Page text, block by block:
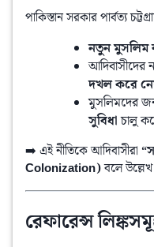
পাকিস্তান সরকার পার্বত্য
নতুন মুসলিম
আদিবাসীদের
দখল করে
মুসলিমদের
সুবিধাচালু
➡️ এই নীতিকে আদিবাসীরা
Colonization) বলে
রেফারেন্স